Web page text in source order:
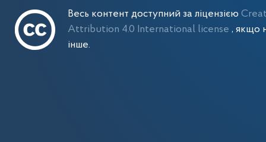
Весь контент доступний за ліцензією
Attribution 4.0 International license, якщо
інше.